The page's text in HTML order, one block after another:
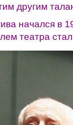
другим
начался в
театра